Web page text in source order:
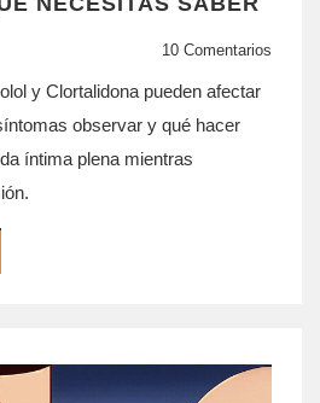
10 Comentarios
y Clortalidona pueden afectar
observar y qué hacer
íntima plena mientras